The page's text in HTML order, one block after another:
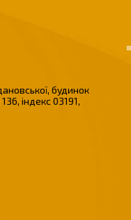
будинок
індекс 03191,